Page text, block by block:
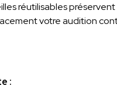
réutilisables
votre audition
: